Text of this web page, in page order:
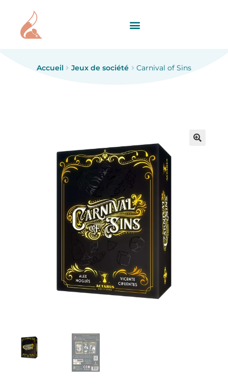
Accueil Jeux de société Carnival of Sins